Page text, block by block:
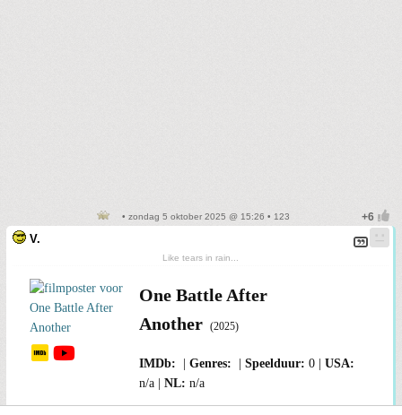
• zondag 5 oktober 2025 @ 15:26 • 123
V.
Like tears in rain...
One Battle After
Another (2025)
0
n/a
n/a